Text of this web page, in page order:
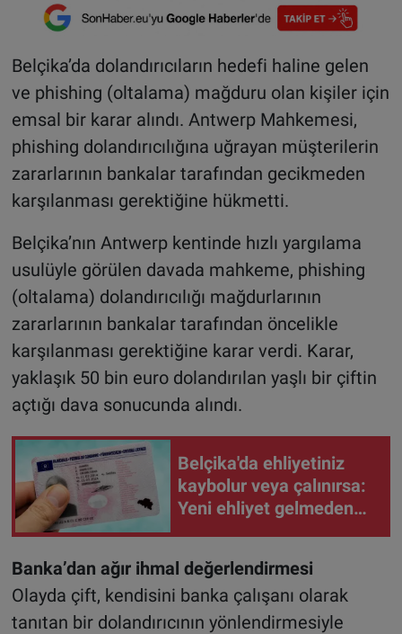
Belçika’da dolandırıcıların hedefi haline gelen
ve phishing (oltalama) mağduru olan kişiler için
emsal bir karar alındı. Antwerp Mahkemesi,
phishing dolandırıcılığına uğrayan müşterilerin
zararlarının bankalar tarafından gecikmeden
karşılanması gerektiğine hükmetti.
Belçika’nın Antwerp kentinde hızlı yargılama
usulüyle görülen davada mahkeme, phishing
(oltalama) dolandırıcılığı mağdurlarının
zararlarının bankalar tarafından öncelikle
karşılanması gerektiğine karar verdi. Karar,
yaklaşık 50 bin euro dolandırılan yaşlı bir çiftin
açtığı dava sonucunda alındı.
Belçika'da ehliyetiniz
kaybolur veya çalınırsa:
Yeni ehliyet gelmeden
Banka’dan ağır ihmal değerlendirmesi
Olayda çift, kendisini banka çalışanı olarak
tanıtan bir dolandırıcının yönlendirmesiyle